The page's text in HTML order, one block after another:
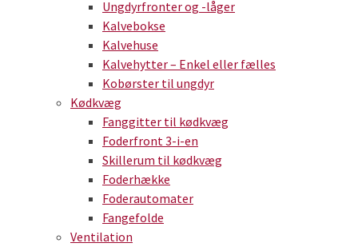
Ungdyrfronter og -låger
Kalvebokse
Kalvehuse
Kalvehytter – Enkel eller fælles
Kobørster til ungdyr
Kødkvæg
Fanggitter til kødkvæg
Foderfront 3-i-en
Skillerum til kødkvæg
Foderhække
Foderautomater
Fangefolde
Ventilation